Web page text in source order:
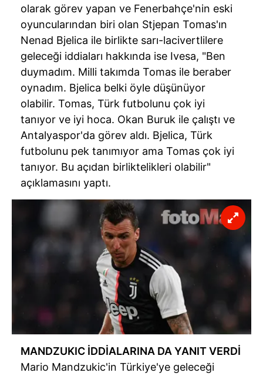
olarak görev yapan ve Fenerbahçe'nin eski
oyuncularından biri olan Stjepan Tomas'ın
Nenad Bjelica ile birlikte sarı-lacivertlilere
geleceği iddiaları hakkında ise Ivesa, "Ben
duymadım. Milli takımda Tomas ile beraber
oynadım. Bjelica belki öyle düşünüyor
olabilir. Tomas, Türk futbolunu çok iyi
tanıyor ve iyi hoca. Okan Buruk ile çalıştı ve
Antalyaspor'da görev aldı. Bjelica, Türk
futbolunu pek tanımıyor ama Tomas çok iyi
tanıyor. Bu açıdan birliktelikleri olabilir"
açıklamasını yaptı.
MANDZUKIC İDDİALARINA DA YANIT VERDİ
Mario Mandzukic'in Türkiye'ye geleceği